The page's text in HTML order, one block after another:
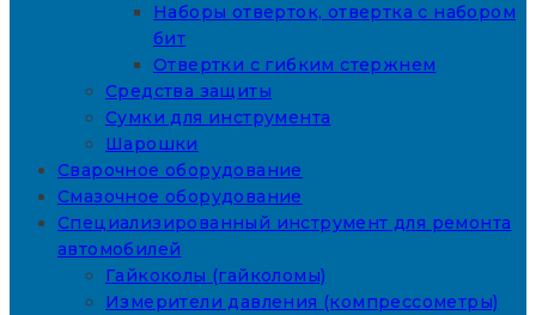
Наборы отверток, отвертка с набором
бит
Отвертки с гибким стержнем
Средства защиты
Сумки для инструмента
Шарошки
Сварочное оборудование
Смазочное оборудование
Специализированный инструмент для ремонта
автомобилей
Гайкоколы (гайколомы)
Измерители давления (компрессометры)